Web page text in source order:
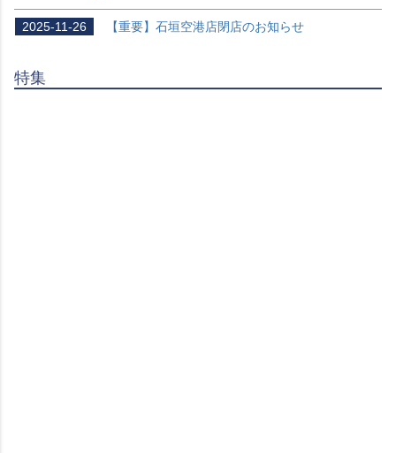
2025-11-26 【重要】石垣空港店閉店のお知らせ
特集